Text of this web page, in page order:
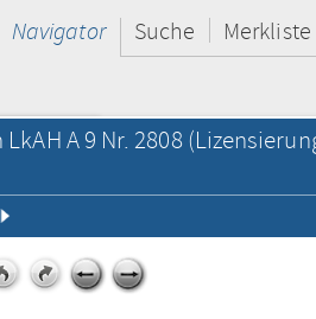
Navigator Suche Merkliste
A 9 Nr. 2808